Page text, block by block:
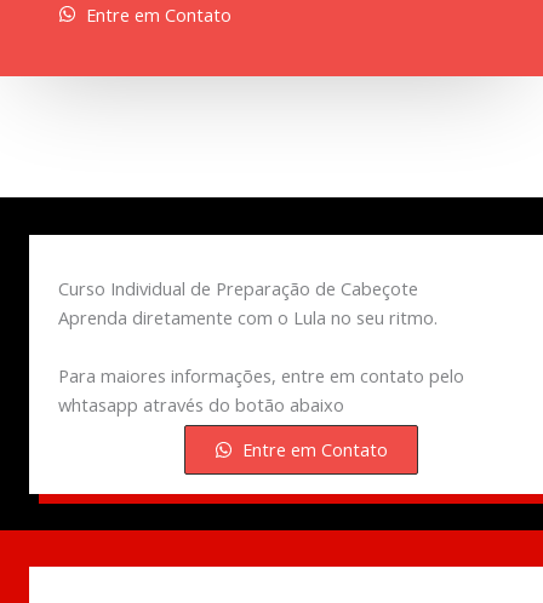
Entre em Contato
Curso Individual de Preparação de Cabeçote
Aprenda diretamente com o Lula no seu ritmo.
Para maiores informações, entre em contato pelo
whtasapp através do botão abaixo
Entre em Contato